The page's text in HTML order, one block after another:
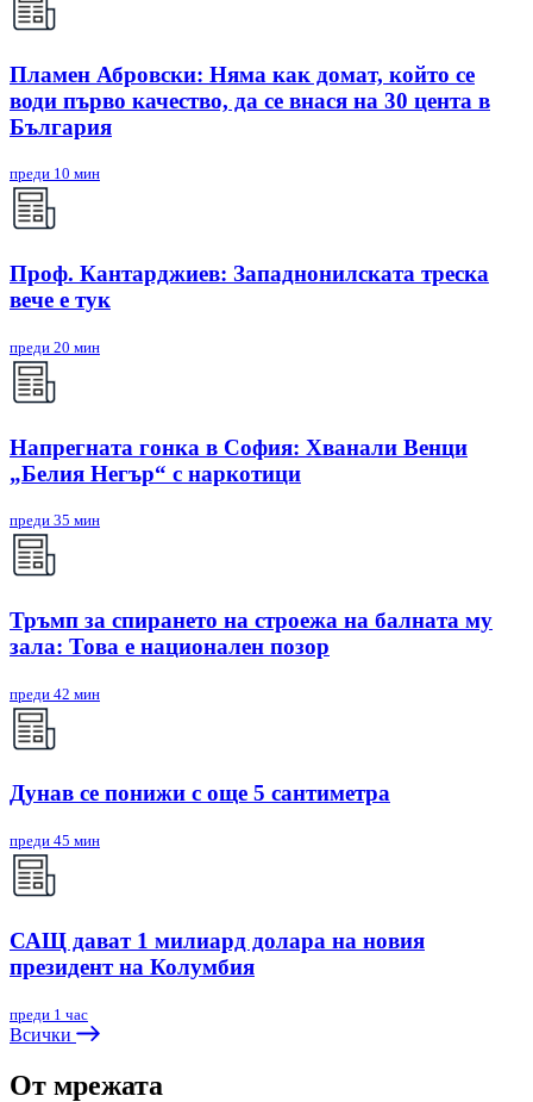
Пламен Абровски: Няма как домат, който се
води първо качество, да се внася на 30 цента в
България
преди 10 мин
Проф. Кантарджиев: Западнонилската треска
вече е тук
преди 20 мин
Напрегната гонка в София: Хванали Венци
„Белия Негър“ с наркотици
преди 35 мин
Тръмп за спирането на строежа на балната му
зала: Това е национален позор
преди 42 мин
Дунав се понижи с още 5 сантиметра
преди 45 мин
САЩ дават 1 милиард долара на новия
президент на Колумбия
преди 1 час
Всички
От мрежата